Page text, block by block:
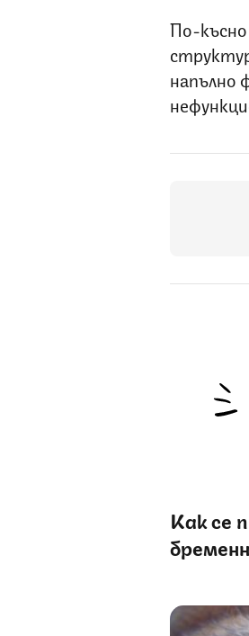
По-късно
напълно
Как се